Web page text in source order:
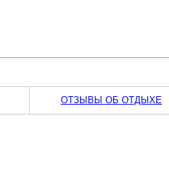
ОТЗЫВЫ ОБ ОТДЫХЕ